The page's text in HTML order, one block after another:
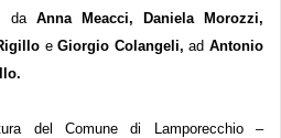
, da Anna Meacci, Daniela Morozzi,
eGiorgio Colangeli,ad Antonio
del Comune di Lamporecchio –